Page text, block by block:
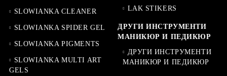
SLOWIANKA CLEANER
SLOWIANKA SPIDER GEL
SLOWIANKA PIGMENTS
SLOWIANKA MULTI ART
GELS
LAK STIKERS
ДРУГИ ИНСТРУМЕНТИ
МАНИКЮР И ПЕДИКЮР
ДРУГИ ИНСТРУМЕНТИ
МАНИКЮР И ПЕДИКЮР